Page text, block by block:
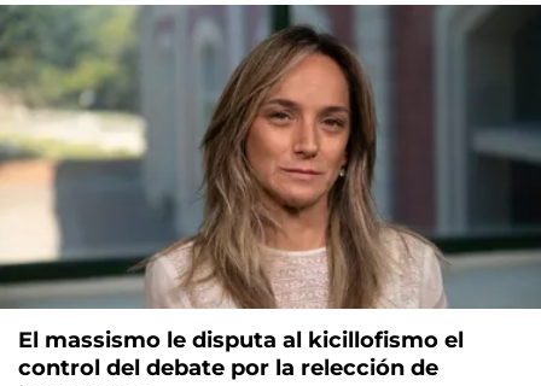
El massismo le disputa al kicillofismo el
control del debate por la relección de